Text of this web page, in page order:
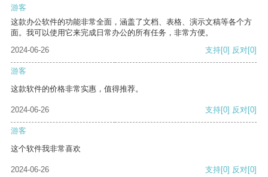
游客
这款办公软件的功能非常全面，涵盖了文档、表格、演示文稿等各个方
面。我可以使用它来完成日常办公的所有任务，非常方便。
2024-06-26
支持[0] 反对[0]
游客
这款软件的价格非常实惠，值得推荐。
2024-06-26 支持[0] 反对[0]
游客
这个软件我非常喜欢
2024-06-26 支持[0] 反对[0]